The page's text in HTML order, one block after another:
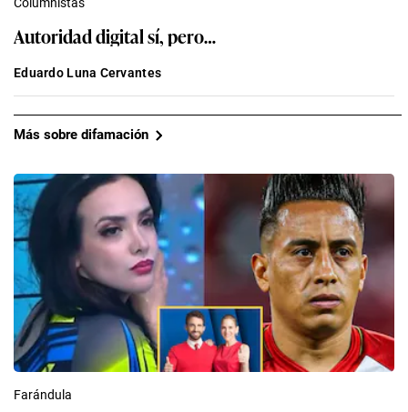
Autoridad digital sí, pero…
Eduardo Luna Cervantes
Más sobre difamación
Farándula